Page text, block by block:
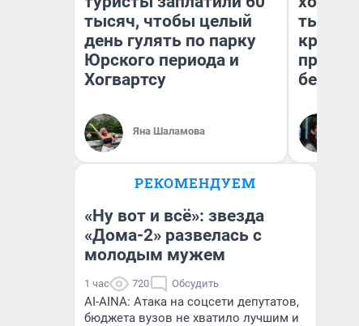
тысяч, чтобы целый
день гулять по парку
Юрского периода и
Хогвартсу
Яна Шаламова
тысяч,
РЕКОМЕНДУЕМ
«Ну вот и всё»: звезда
«Дома-2» развелась с
молодым мужем
1 час 720 Обсудить
AI-AINA: Атака на соцсети депутатов,
бюджета вузов не хватило лучшим и